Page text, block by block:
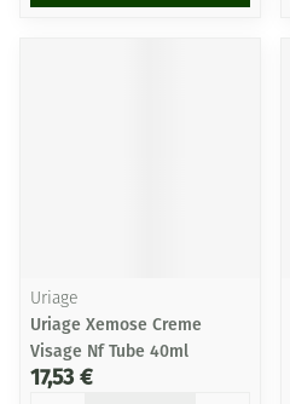
Uriage
Uriage Xemose Creme
Visage Nf Tube 40ml
17,53 €